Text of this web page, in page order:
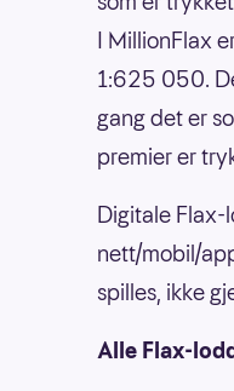
I MillionFlax
1:625 050.
gang det er
premier er
Digitale
nett/mobil/
spilles, ikke
Alle Flax-